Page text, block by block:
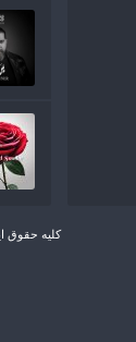
کلیه حقوق